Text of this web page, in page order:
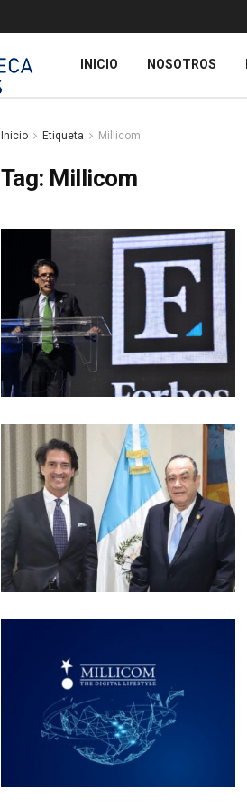
INICIO NOSOTROS
Inicio Etiqueta Millicom
Tag: Millicom